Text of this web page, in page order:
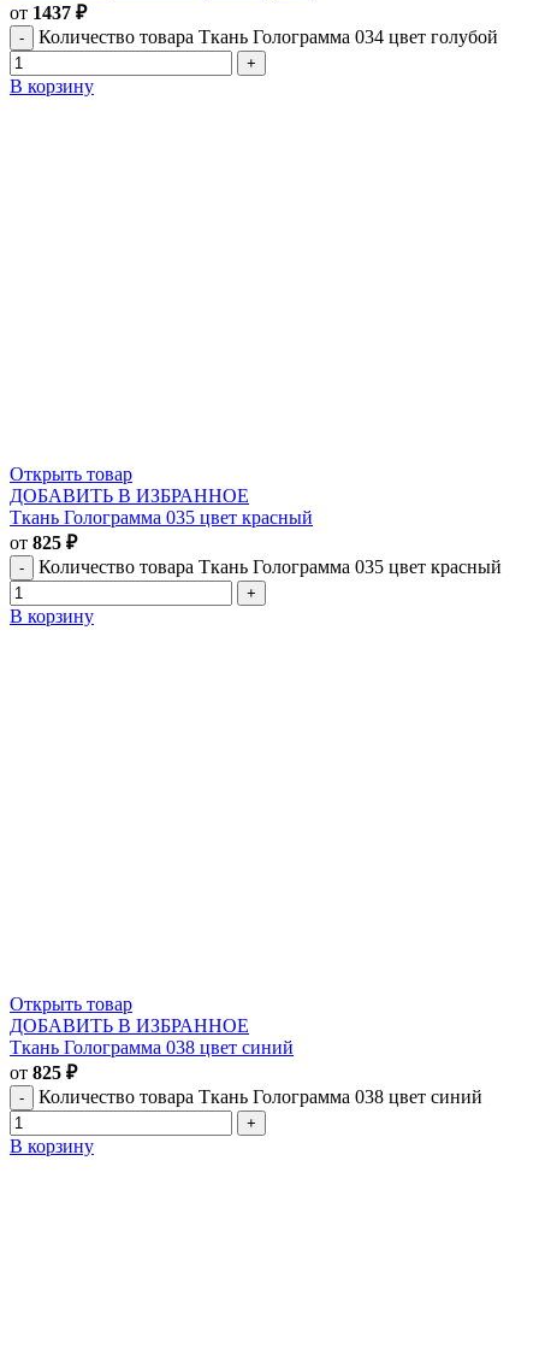
от 1437 ₽
Количество товара Ткань Голограмма 034 цвет голубой
В корзину
Открыть товар
ДОБАВИТЬ В ИЗБРАННОЕ
Ткань Голограмма 035 цвет красный
от 825 ₽
Количество товара Ткань Голограмма 035 цвет красный
В корзину
Открыть товар
ДОБАВИТЬ В ИЗБРАННОЕ
Ткань Голограмма 038 цвет синий
от 825 ₽
Количество товара Ткань Голограмма 038 цвет синий
В корзину